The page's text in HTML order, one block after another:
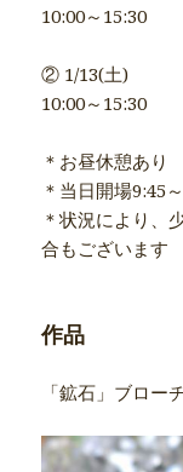
10:00～15:30
② 1/13(土)
10:00～15:30
＊お昼休憩あり
＊当日開場9:45～
＊状況により、
合もございます
作品
「鉱石」ブロー